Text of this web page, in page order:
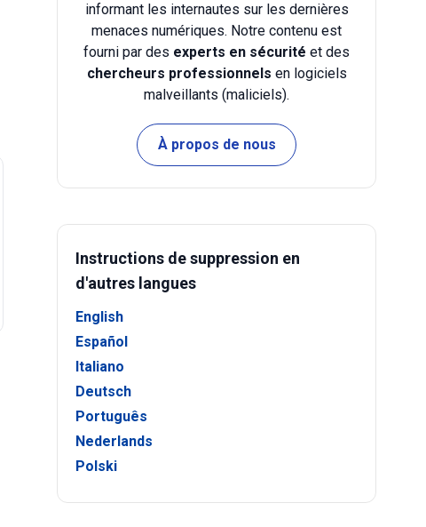
informant les internautes sur les dernières
menaces numériques. Notre contenu est
fourni par des experts en sécurité et des
chercheurs professionnels en logiciels
malveillants (maliciels).
À propos de nous
Instructions de suppression en
d'autres langues
English
Español
Italiano
Deutsch
Português
Nederlands
Polski